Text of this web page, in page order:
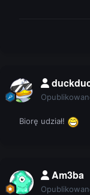
Biorę udział!
Am3ba